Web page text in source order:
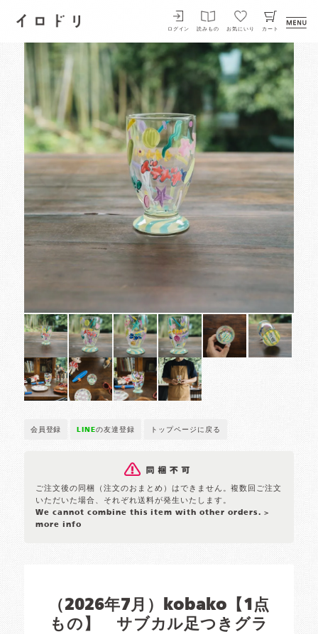
イロドリ
ログイン 読みもの お気にいり カート
会員登録 LINEの友達登録 トップページに戻る
ご注文後の同梱（注文のおまとめ）はできません。複数回ご注文
いただいた場合、それぞれ送料が発生いたします。
We cannot combine this item with other orders. >
more info
（2026年7月）kobako【1点
もの】 サブカル足つきグラ